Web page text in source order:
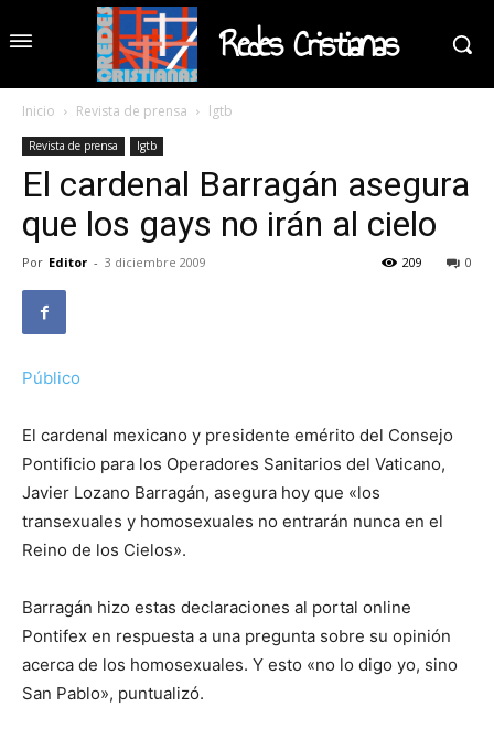
Redes Cristianas
Inicio Revista de prensa lgtb
Revista de prensa lgtb
El cardenal Barragán asegura
que los gays no irán al cielo
Por Editor - 3 diciembre 2009 0
209
Público
El cardenal mexicano y presidente emérito del Consejo
Pontificio para los Operadores Sanitarios del Vaticano,
Javier Lozano Barragán, asegura hoy que «los
transexuales y homosexuales no entrarán nunca en el
Reino de los Cielos».
Barragán hizo estas declaraciones al portal online
Pontifex en respuesta a una pregunta sobre su opinión
acerca de los homosexuales. Y esto «no lo digo yo, sino
San Pablo», puntualizó.